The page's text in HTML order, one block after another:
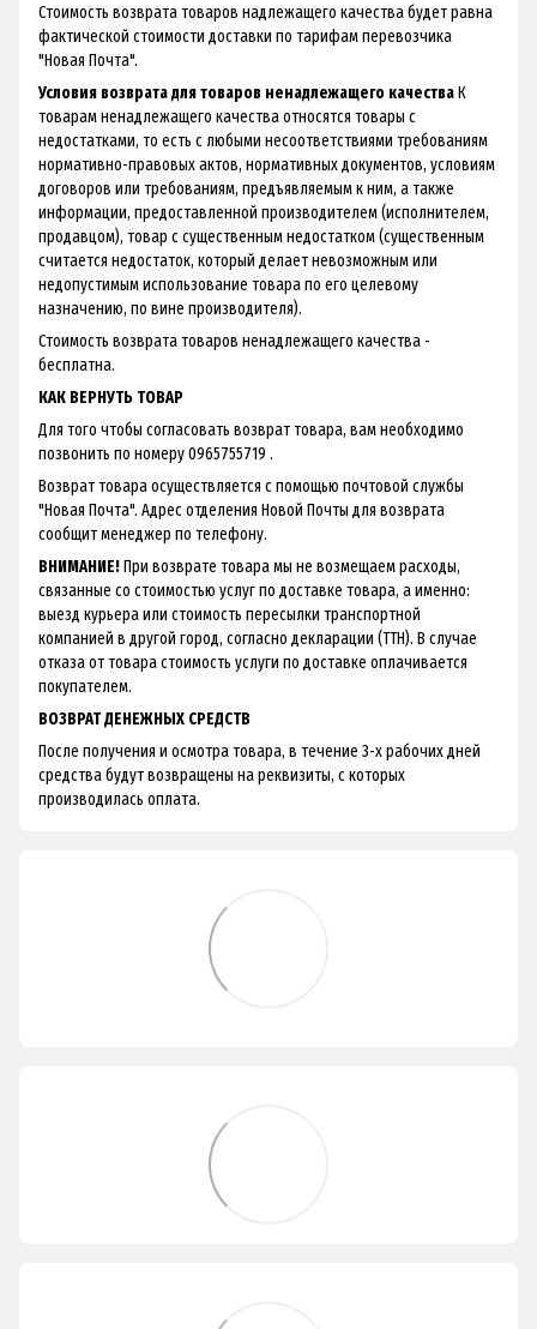
Стоимость возврата товаров надлежащего качества будет равна
фактической стоимости доставки по тарифам перевозчика
"Новая Почта".
Условия возврата для товаров ненадлежащего качестваК
товарам ненадлежащего качества относятся товары с
недостатками, то есть с любыми несоответствиями требованиям
нормативно-правовых актов, нормативных документов, условиям
договоров или требованиям, предъявляемым к ним, а также
информации, предоставленной производителем (исполнителем,
продавцом), товар с существенным недостатком (существенным
считается недостаток, который делает невозможным или
недопустимым использование товара по его целевому
назначению, по вине производителя).
Стоимость возврата товаров ненадлежащего качества -
бесплатна.
КАК ВЕРНУТЬ ТОВАР
Для того чтобы согласовать возврат товара, вам необходимо
позвонить по номеру 0965755719 .
Возврат товара осуществляется с помощью почтовой службы
"Новая Почта". Адрес отделения Новой Почты для возврата
сообщит менеджер по телефону.
ВНИМАНИЕ!При возврате товара мы не возмещаем расходы,
связанные со стоимостью услуг по доставке товара, а именно:
выезд курьера или стоимость пересылки транспортной
компанией в другой город, согласно декларации (ТТН). В случае
отказа от товара стоимость услуги по доставке оплачивается
покупателем.
ВОЗВРАТ ДЕНЕЖНЫХ СРЕДСТВ
После получения и осмотра товара, в течение 3-х рабочих дней
средства будут возвращены на реквизиты, с которых
производилась оплата.